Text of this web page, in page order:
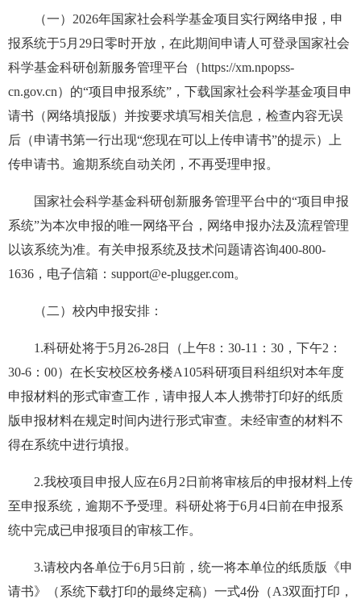
（一）2026年国家社会科学基金项目实行网络申报，申
报系统于5月29日零时开放，在此期间申请人可登录国家社会
科学基金科研创新服务管理平台（https://xm.npopss-
cn.gov.cn）的“项目申报系统”，下载国家社会科学基金项目申
请书（网络填报版）并按要求填写相关信息，检查内容无误
后（申请书第一行出现“您现在可以上传申请书”的提示）上
传申请书。逾期系统自动关闭，不再受理申报。
国家社会科学基金科研创新服务管理平台中的“项目申报
系统”为本次申报的唯一网络平台，网络申报办法及流程管理
以该系统为准。有关申报系统及技术问题请咨询400-800-
1636，电子信箱：support@e-plugger.com。
（二）校内申报安排：
1.科研处将于5月26-28日（上午8：30-11：30，下午2：
30-6：00）在长安校区校务楼A105科研项目科组织对本年度
申报材料的形式审查工作，请申报人本人携带打印好的纸质
版申报材料在规定时间内进行形式审查。未经审查的材料不
得在系统中进行填报。
2.我校项目申报人应在6月2日前将审核后的申报材料上传
至申报系统，逾期不予受理。科研处将于6月4日前在申报系
统中完成已申报项目的审核工作。
3.请校内各单位于6月5日前，统一将本单位的纸质版《申
请书》（系统下载打印的最终定稿）一式4份（A3双面打印，